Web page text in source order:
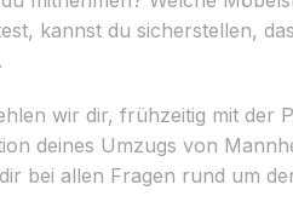
kannst du sicherstellen,
wir dir, frühzeitig mit der
deines Umzugs von
bei allen Fragen rund um